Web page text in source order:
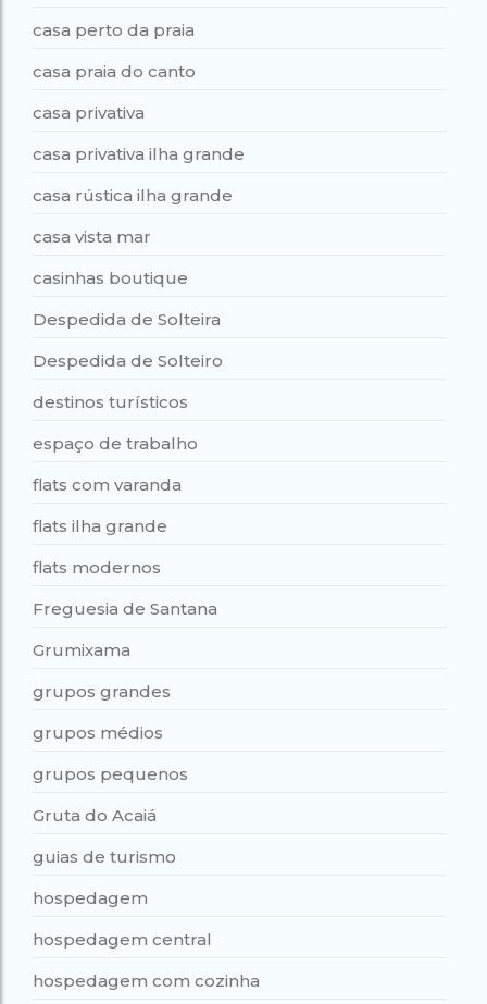
casa perto da praia
casa praia do canto
casa privativa
casa privativa ilha grande
casa rústica ilha grande
casa vista mar
casinhas boutique
Despedida de Solteira
Despedida de Solteiro
destinos turísticos
espaço de trabalho
flats com varanda
flats ilha grande
flats modernos
Freguesia de Santana
Grumixama
grupos grandes
grupos médios
grupos pequenos
Gruta do Acaiá
guias de turismo
hospedagem
hospedagem central
hospedagem com cozinha